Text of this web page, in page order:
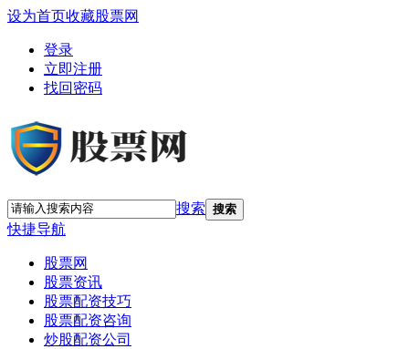
设为首页收藏股票网
登录
立即注册
找回密码
搜索 搜索
快捷导航
股票网
股票资讯
股票配资技巧
股票配资咨询
炒股配资公司